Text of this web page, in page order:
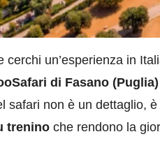
cerchi un’esperienza in
di Fasano (Puglia)
safari non è un dettaglio,
trenino che rendono la